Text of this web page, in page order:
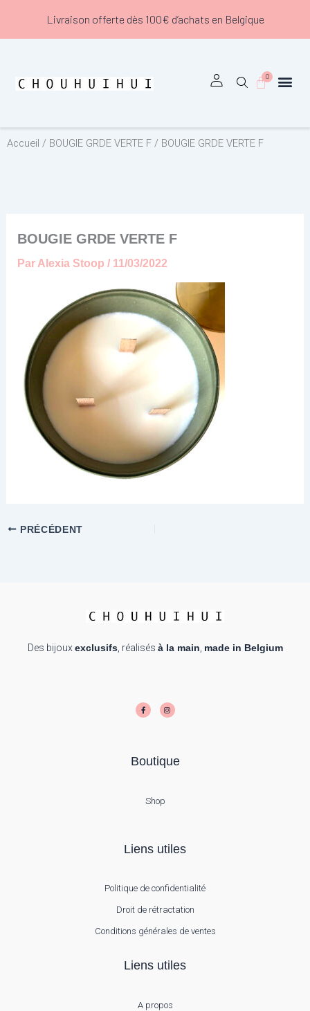
Livraison offerte dès 100€ d’achats en Belgique
0
Panier
Accueil / BOUGIE GRDE VERTE F / BOUGIE GRDE VERTE F
BOUGIE GRDE VERTE F
Par Alexia Stoop / 11/03/2022
PRÉCÉDENT
Des bijoux exclusifs, réalisés à la main made in Belgium
c
e
b
s
t
a
Boutique
Shop
Liens utiles
Politique de confidentialité
Droit de rétractation
Conditions générales de ventes
Liens utiles
A propos